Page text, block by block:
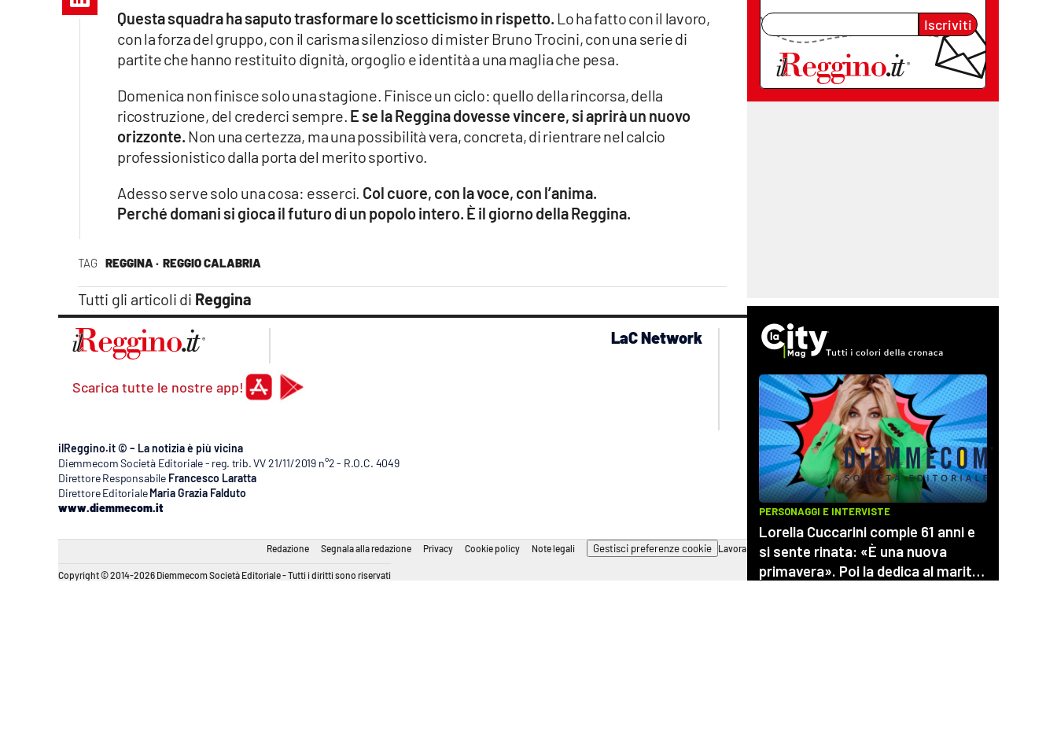
Vai
TAG REGGINA · REGGIO CALABRIA
Tutti gli articoli di Reggina
Questa squadra ha saputo trasformare lo scetticismo in rispetto. Lo ha fatto con il lavoro,
con la forza del gruppo, con il carisma silenzioso di mister Bruno Trocini, con una serie di
partite che hanno restituito dignità, orgoglio e identità a una maglia che pesa.
Domenica non finisce solo una stagione. Finisce un ciclo: quello della rincorsa, della
ricostruzione, del crederci sempre. E se la Reggina dovesse vincere, si aprirà un nuovo
orizzonte. Non una certezza, ma una possibilità vera, concreta, di rientrare nel calcio
professionistico dalla porta del merito sportivo.
Adesso serve solo una cosa: esserci. Col cuore, con la voce, con l’anima.
Perché domani si gioca il futuro di un popolo intero. È il giorno della Reggina.
Iscriviti
Scarica tutte le nostre app!
LaC Network
lacplay.it
lactv.it
laconair.it
lacapitalenews.it
cosenzachannel.it
ilvibonese.it
catanzarochannel.it
ilReggino.it © – La notizia è più vicina
Diemmecom Società Editoriale - reg. trib. VV 21/11/2019 n°2 - R.O.C. 4049
Direttore Responsabile Francesco Laratta
Direttore Editoriale Maria Grazia Falduto
www.diemmecom.it
Redazione Segnala alla redazione Privacy Cookie policy Note legali Gestisci preferenze cookie Lavora con noi
Copyright © 2014-2026 Diemmecom Società Editoriale - Tutti i diritti sono riservati